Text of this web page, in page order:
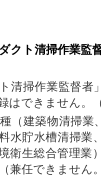
クト清掃作業監
清掃作業監督者
はできません。
（建築物清掃業
水貯水槽清掃業
衛生総合管理業
兼任できません